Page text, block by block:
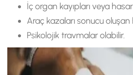
İç organ kayıpları veya
Araç kazaları sonucu
Psikolojik travmalar olabilir.